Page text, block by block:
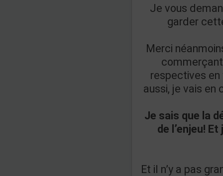
Je vous
garder
Merci
respectives
aussi, je vais en
Je sais que la
de l’enjeu!
Et il n’y a pas